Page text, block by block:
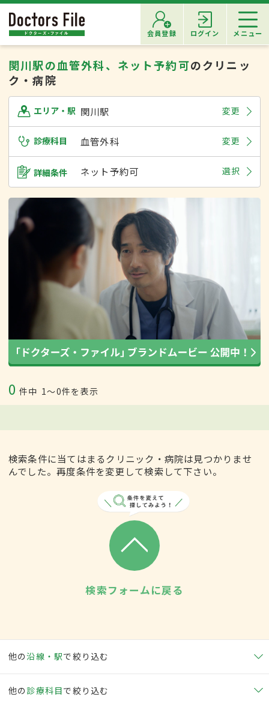
会員登録 ログイン メニュー
関川駅の血管外科、ネット予約可のクリニッ
ク・病院
エリア・駅 関川駅 変更
診療科目 血管外科 変更
詳細条件 ネット予約可 選択
0 件中 1〜0件を表示
検索条件に当てはまるクリニック・病院は見つかりませ
んでした。再度条件を変更して検索して下さい。
検索フォームに戻る
他の沿線・駅で絞り込む
他の 診療科目で絞り込む